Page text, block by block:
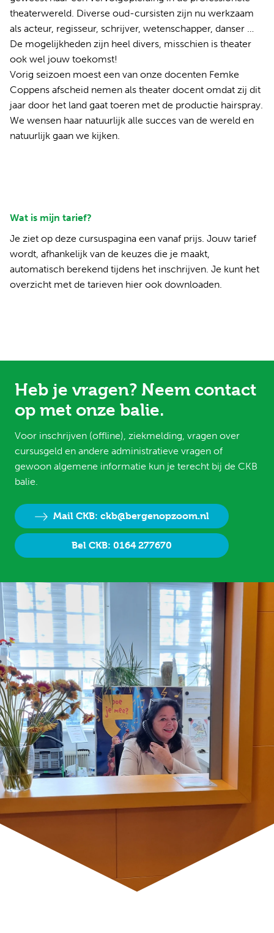
theaterwereld. Diverse oud-cursisten zijn nu werkzaam
als acteur, regisseur, schrijver, wetenschapper, danser …
De mogelijkheden zijn heel divers, misschien is theater
ook wel jouw toekomst!
Vorig seizoen moest een van onze docenten Femke
Coppens afscheid nemen als theater docent omdat zij dit
jaar door het land gaat toeren met de productie hairspray.
We wensen haar natuurlijk alle succes van de wereld en
natuurlijk gaan we kijken.
Wat is mijn tarief?
Je ziet op deze cursuspagina een vanaf prijs. Jouw tarief
wordt, afhankelijk van de keuzes die je maakt,
automatisch berekend tijdens het inschrijven. Je kunt het
overzicht met de tarieven hier ook downloaden.
Heb je vragen? Neem contact
op met onze balie.
Voor inschrijven (offline), ziekmelding, vragen over
cursusgeld en andere administratieve vragen of
gewoon algemene informatie kun je terecht bij de CKB
balie.
Mail CKB: ckb@bergenopzoom.nl
Bel CKB: 0164 277670